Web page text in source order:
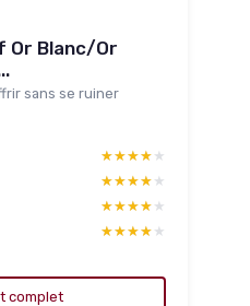
Or Blanc/Or
sans se ruiner
★★★★★
★★★★★
★★★★★
★★★★★
★★★★★
★★★★★
★★★★★
★★★★★
complet